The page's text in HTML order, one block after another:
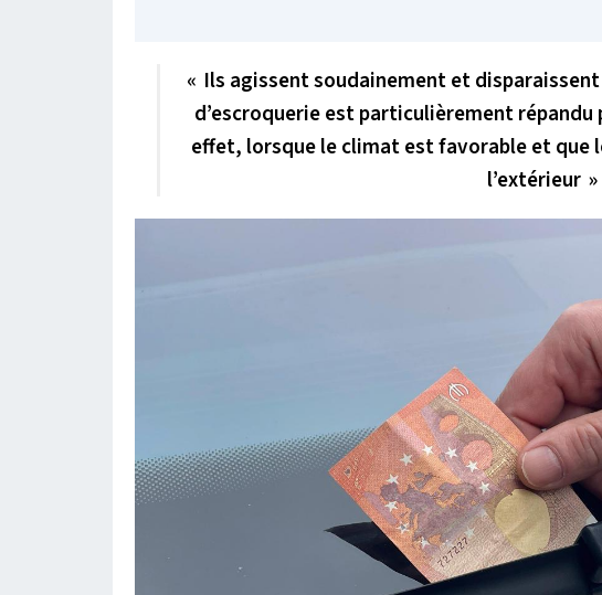
« Ils agissent soudainement et
d’escroquerie est particulièrement répandu
effet, lorsque le climat est favorable et que
l’extérieur »